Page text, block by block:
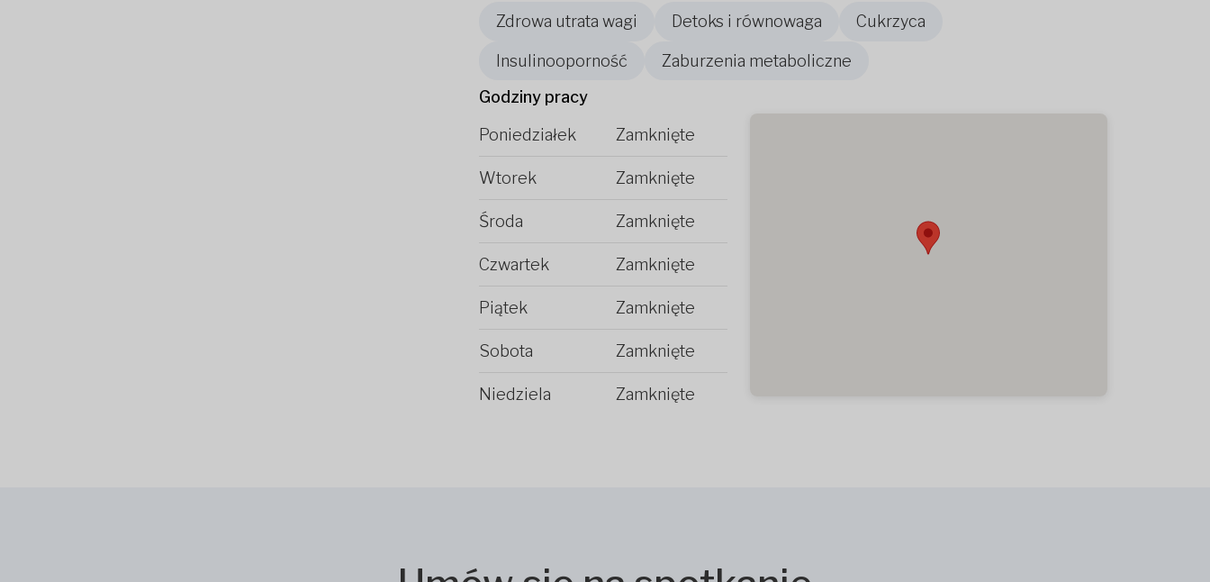
Zdrowa utrata wagi
Detoks i równowaga Cukrzyca
Insulinooporność
Zaburzenia metaboliczne
Godziny pracy
Poniedziałek
Zamknięte
Wtorek Zamknięte
Środa Zamknięte
Czwartek Zamknięte
Piątek Zamknięte
Sobota Zamknięte
Niedziela Zamknięte